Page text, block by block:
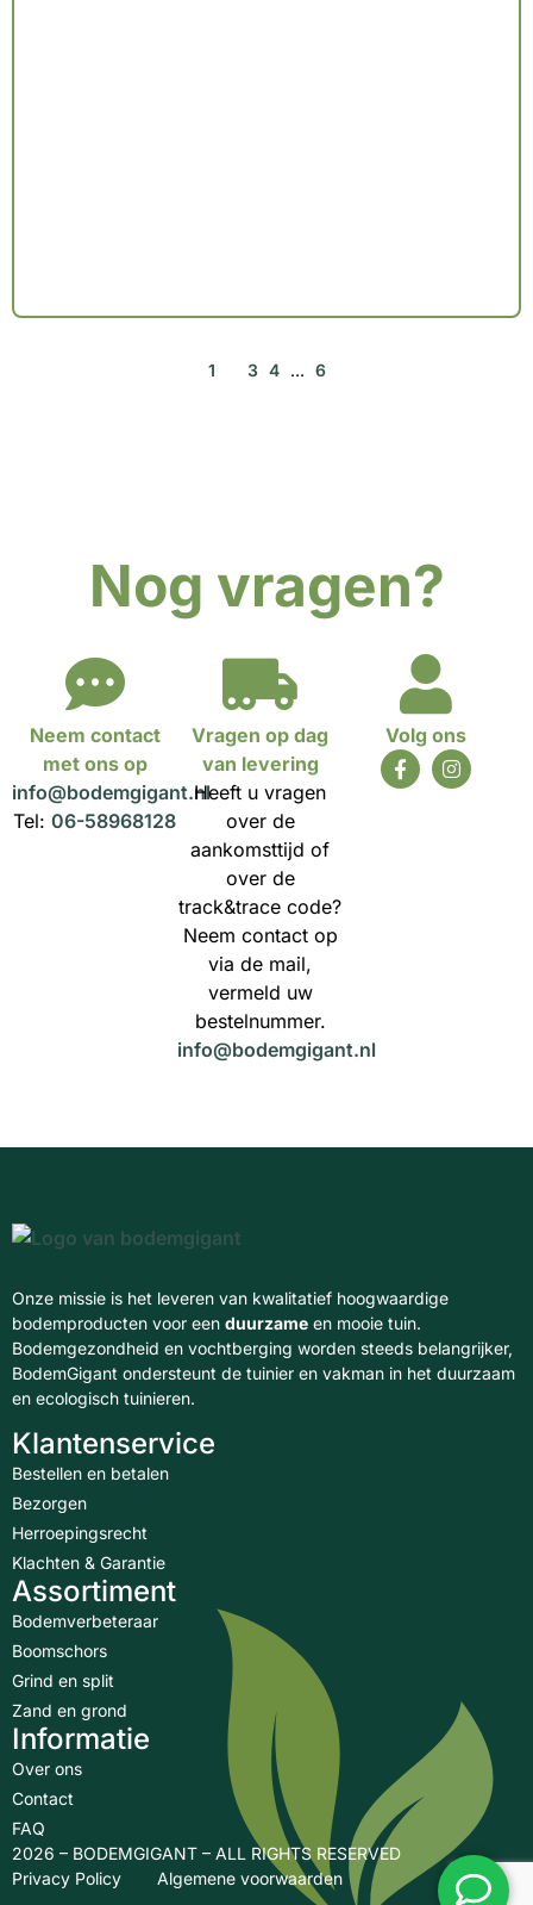
1 3 4 … 6
Nog vragen?
Neem contact
met ons op
info@bodemgigant.nl
Tel:06-58968128
Vragen op dag
van levering
Heeft u vragen
over de
aankomsttijd of
over de
track&trace code?
Neem contact op
via de mail,
vermeld uw
bestelnummer.
info@bodemgigant.nl
Volg ons
Onze missie is het leveren van kwalitatief hoogwaardige
bodemproducten voor een duurzame en mooie tuin.
Bodemgezondheid en vochtberging worden steeds belangrijker,
BodemGigant ondersteunt de tuinier en vakman in het duurzaam
en ecologisch tuinieren.
Klantenservice
Bestellen en betalen
Bezorgen
Herroepingsrecht
Klachten & Garantie
Assortiment
Bodemverbeteraar
Boomschors
Grind en split
Zand en grond
Informatie
Over ons
Contact
FAQ
2026 – BODEMGIGANT – ALL RIGHTS RESERVED
Privacy Policy
Algemene voorwaarden